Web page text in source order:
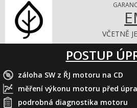
VČETNĚ
POSTUP
záloha SW z ŘJ motoru na CD
měření výkonu motoru před
podrobná diagnostika motoru